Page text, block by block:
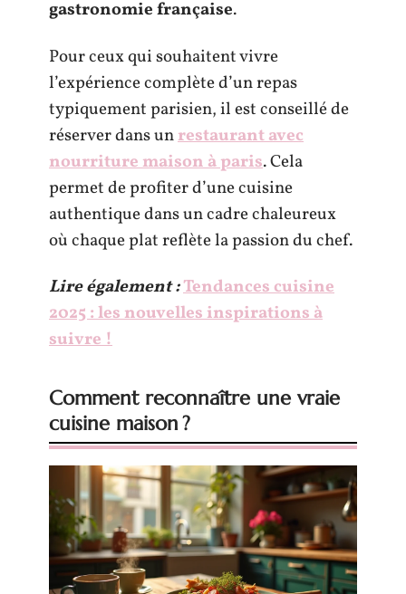
gastronomie française.
Pour ceux qui souhaitent vivre
l’expérience complète d’un repas
typiquement parisien, il est conseillé de
réserver dans unrestaurant avec
nourriture maison à paris. Cela
permet de profiter d’une cuisine
authentique dans un cadre chaleureux
où chaque plat reflète la passion du chef.
Lire également :Tendances cuisine
2025 : les nouvelles inspirations à
suivre !
Comment reconnaître une vraie
cuisine maison ?